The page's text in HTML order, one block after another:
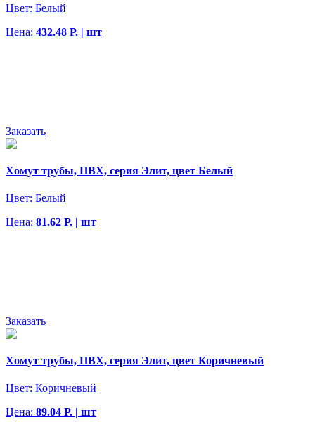
Цвет: Белый
Цена: 432.48 Р. | шт
Заказать
Хомут трубы, ПВХ, серия Элит, цвет Белый
Цвет: Белый
Цена: 81.62 Р. | шт
Заказать
Хомут трубы, ПВХ, серия Элит, цвет Коричневый
Цвет: Коричневый
Цена: 89.04 Р. | шт